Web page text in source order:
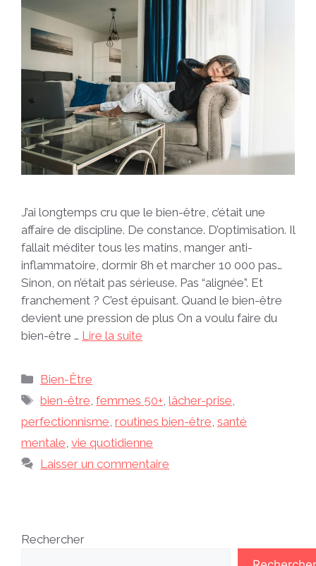
J’ai longtemps cru que le bien-être, c’était une
affaire de discipline. De constance. D’optimisation. Il
fallait méditer tous les matins, manger anti-
inflammatoire, dormir 8h et marcher 10 000 pas…
Sinon, on n’était pas sérieuse. Pas “alignée”. Et
franchement ? C’est épuisant. Quand le bien-être
devient une pression de plus On a voulu faire du
bien-être … Lire la suite
Catégories
Bien-Être
Étiquettes
bien-être,femmes 50+,lâcher-prise,
perfectionnisme, routines bien-être, santé
mentale, vie quotidienne
Laisser un commentaire
Rechercher